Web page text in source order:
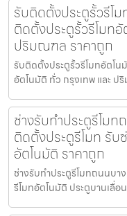
รับติดตั้งประตูรั้วรีโ
ติดตั้งประตูรั้วรีโมท
ปริมณฑล ราคาถูก
รับติดตั้งประตูรั้วรีโมทอัตโ
อัตโนมัติ ทั่ว กรุงเทพ และ
ช่างรับทำประตูรีโมท
ติดตั้งประตูรีโมท รับ
อัตโนมัติ ราคาถูก
ช่างรับทำประตูรีโมทถนนบา
รีโมทอัตโนมัติ ประตูบานเลื่อ